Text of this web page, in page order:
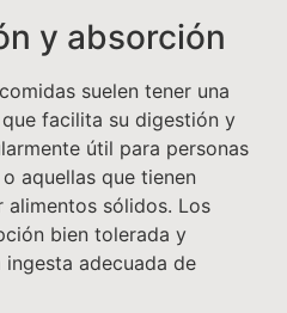
y absorción
suelen tener una
facilita su digestión y
útil para personas
aquellas que tienen
sólidos. Los
bien tolerada y
adecuada de